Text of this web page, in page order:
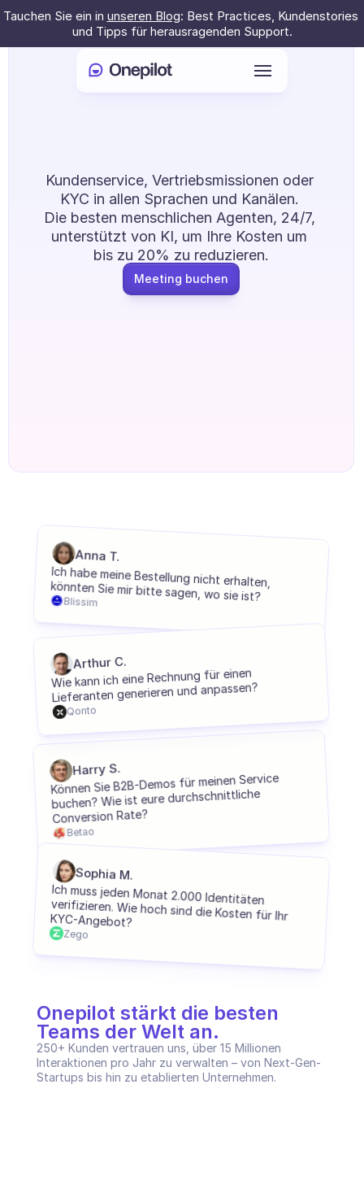
Tauchen Sie ein in unseren Blog: Best Practices, Kundenstories
und Tipps für herausragenden Support.
Kundenservice, Vertriebsmissionen oder
KYC in allen Sprachen und Kanälen.
Die besten menschlichen Agenten, 24/7,
unterstützt von KI, um Ihre Kosten um
bis zu 20% zu reduzieren.
Meeting buchen
Anna T.
könnten Sie mir bitte sagen, wo sie ist?
Blissim
Arthur C.
Wie kann ich eine Rechnung für einen
Lieferanten generieren und anpassen?
Qonto
Harry S.
Können Sie B2B-Demos für meinen Service
buchen? Wie ist eure durchschnittliche
Conversion Rate?
Betao
Sophia M.
verifizieren. Wie hoch sind die Kosten für Ihr
KYC-Angebot?
Zego
Kundenservice
Vertrieb & Kundenbindung
Ticketzentrum
Terminplanung
Qualitätsprüfung
Integrationen
Kommunikation
Analytik
BRANCHEN
E-Commerce
Bildung
Insurtech
Logistik
Telekommunikation
Reisen
Onepilot stärkt die besten
Teams der Welt an.
250+ Kunden vertrauen uns, über 15 Millionen
Interaktionen pro Jahr zu verwalten – von Next-Gen-
Startups bis hin zu etablierten Unternehmen.